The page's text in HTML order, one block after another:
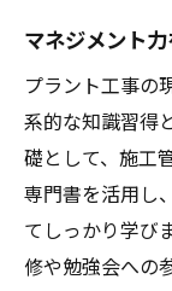
マネジメント
プラント工事の
系的な知識習得
礎として、施工
専門書を活用し
てしっかり学び
修や勉強会への